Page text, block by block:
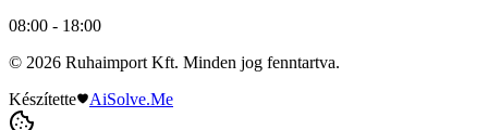
08:00 - 18:00
© 2026 Ruhaimport Kft. Minden jog fenntartva.
Készítette
AiSolve.Me